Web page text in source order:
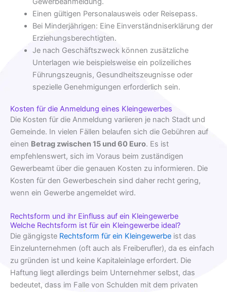
Einen gültigen Personalausweis oder Reisepass.
Bei Minderjährigen: Eine Einverständniserklärung der
Erziehungsberechtigten.
Je nach Geschäftszweck können zusätzliche
Unterlagen wie beispielsweise ein polizeiliches
Führungszeugnis, Gesundheitszeugnisse oder
spezielle Genehmigungen erforderlich sein.
Kosten für die Anmeldung eines Kleingewerbes
Die Kosten für die Anmeldung variieren je nach Stadt und
Gemeinde. In vielen Fällen belaufen sich die Gebühren auf
einen Betrag zwischen 15 und 60 Euro. Es ist
empfehlenswert, sich im Voraus beim zuständigen
Gewerbeamt über die genauen Kosten zu informieren. Die
Kosten für den Gewerbeschein sind daher recht gering,
wenn ein Gewerbe angemeldet wird.
Rechtsform und ihr Einfluss auf ein Kleingewerbe
Welche Rechtsform ist für ein Kleingewerbe ideal?
Die gängigste Rechtsform für ein Kleingewerbe ist das
Einzelunternehmen (oft auch als Freiberufler), da es einfach
zu gründen ist und keine Kapitaleinlage erfordert. Die
Haftung liegt allerdings beim Unternehmer selbst, das
bedeutet, dass im Falle von Schulden mit dem privaten